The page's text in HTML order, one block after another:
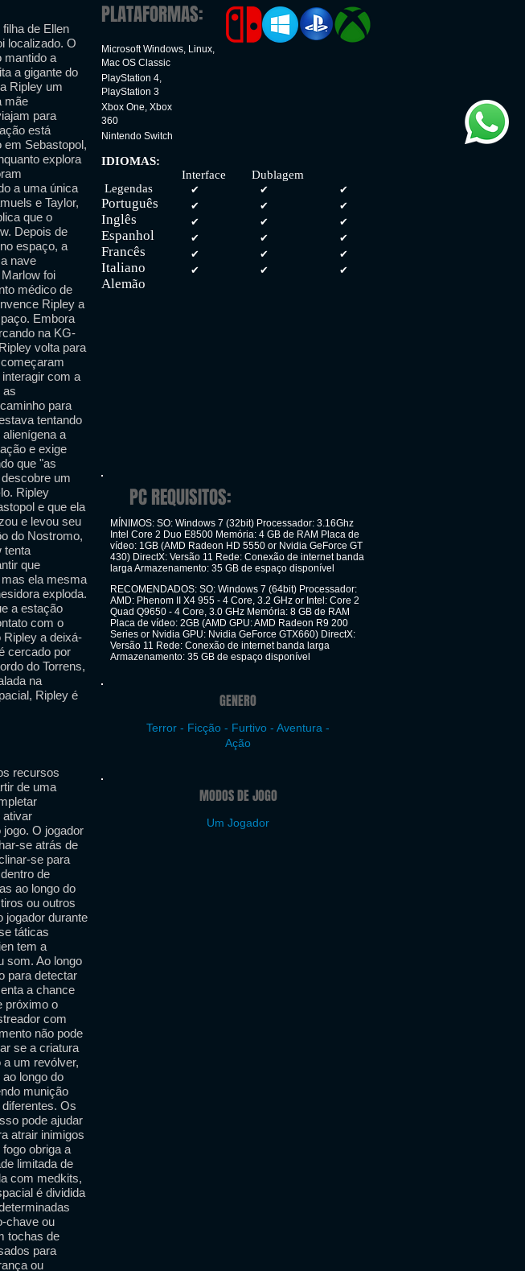
de Ellen
localizado. O
mantido a
a gigante do
Ripley um
mãe
para
está
em Sebastopol,
explora
a uma única
e Taylor,
que o
Depois de
espaço, a
nave
foi
médico de
Ripley a
Embora
na KG-
volta para
com a
as
para
tentando
a
e exige
que "as
um
Ripley
e que ela
e levou seu
do Nostromo,
tenta
que
ela mesma
exploda.
a estação
com o
Ripley a deixá-
cercado por
do Torrens,
na
Ripley é
recursos
de uma
ativar
O jogador
se atrás de
se para
de
ao longo do
ou outros
jogador durante
táticas
tem a
som. Ao longo
para detectar
a chance
próximo o
com
não pode
se a criatura
um revólver,
longo do
munição
Os
pode ajudar
atrair inimigos
obriga a
limitada de
com medkits,
é dividida
chave ou
tochas de
​​para
ou
PLATAFORMAS:
Microsoft Windows, Linux,
Mac OS Classic
PlayStation 4,
PlayStation 3
Xbox One, Xbox
360
Nintendo Switch
IDIOMAS:
Interface Dublagem
Legendas
Português
Inglês
Espanhol
Francês
Italiano
Alemão
✔ ✔
✔
✔
✔
✔
✔
✔
✔
✔
✔
✔
✔
✔
✔
✔
✔ ✔
PC REQUISITOS:
MÍNIMOS: SO: Windows 7 (32bit) Processador: 3.16Ghz
Intel Core 2 Duo E8500 Memória: 4 GB de RAM Placa de
vídeo: 1GB (AMD Radeon HD 5550 or Nvidia GeForce GT
430) DirectX: Versão 11 Rede: Conexão de internet banda
larga Armazenamento: 35 GB de espaço disponível
RECOMENDADOS: SO: Windows 7 (64bit) Processador:
AMD: Phenom II X4 955 - 4 Core, 3.2 GHz or Intel: Core 2
Quad Q9650 - 4 Core, 3.0 GHz Memória: 8 GB de RAM
Placa de vídeo: 2GB (AMD GPU: AMD Radeon R9 200
Series or Nvidia GPU: Nvidia GeForce GTX660) DirectX:
Versão 11 Rede: Conexão de internet banda larga
Armazenamento: 35 GB de espaço disponível
GENERO
Terror - Ficção - Furtivo - Aventura -
Ação
MODOS DE JOGO
Um Jogador